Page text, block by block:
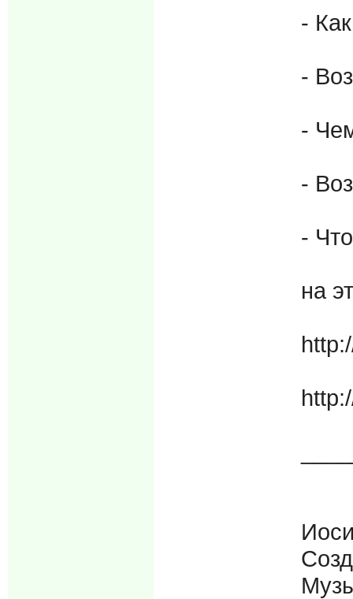
-
-
-
-
-
на